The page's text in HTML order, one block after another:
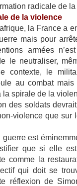
radicale de
de la violence
la France a
mais pour
armées
le neutraliser,
contexte, le
au combat mais
la spirale de la
des soldats
violence que sur
guerre est
que si elle est
comme la
qui doit se
réflexion de